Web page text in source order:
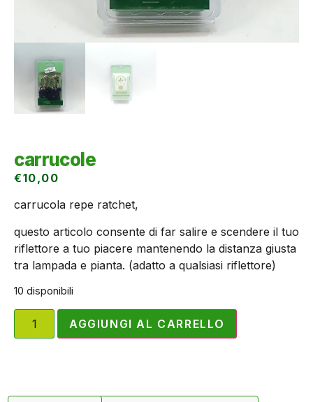
carrucole
€10,00
carrucola repe ratchet,
questo articolo consente di far salire e scendere il tuo
riflettore a tuo piacere mantenendo la distanza giusta
tra lampada e pianta. (adatto a qualsiasi riflettore)
10 disponibili
AGGIUNGI AL CARRELLO